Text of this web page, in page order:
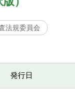
法規委員会
発行日